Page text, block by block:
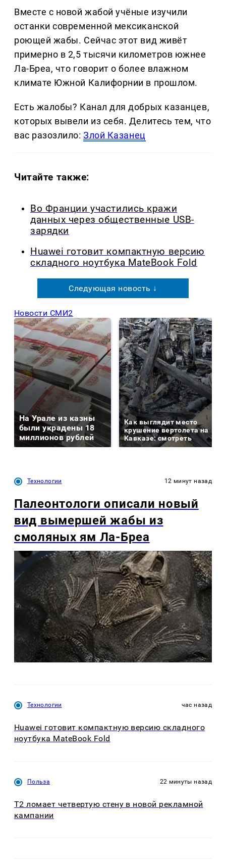
Вместе с новой жабой учёные изучили
останки современной мексиканской
роющей жабы. Сейчас этот вид живёт
примерно в 2,5 тысячи километров южнее
Ла-Бреа, что говорит о более влажном
климате Южной Калифорнии в прошлом.
Есть жалобы? Канал для добрых казанцев,
которых вывели из себя. Делитеcь тем, что
вас разозлило:Злой Казанец
Читайте также:
Во Франции участились кражи
данных через общественные USB-
зарядки
Huawei готовит компактную версию
складного ноутбука MateBook Fold
Следующая новость ↓
Новости СМИ2
На Урале из казны
были украдены 18
миллионов рублей
Как выглядит место
крушение вертолета на
Кавказе: смотреть
Технологии 12 минут назад
Палеонтологи описали новый
вид вымершей жабы из
смоляных ям Ла-Бреа
Технологии час назад
Huawei готовит компактную версию складного
ноутбука MateBook Fold
Польза 22 минуты назад
Т2 ломает четвертую стену в новой рекламной
кампании